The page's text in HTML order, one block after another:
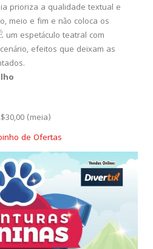
prioriza a qualidade textual e
meio e fim e não coloca os
um espetáculo teatral com
efeitos que deixam as
(meia)
de Ofertas